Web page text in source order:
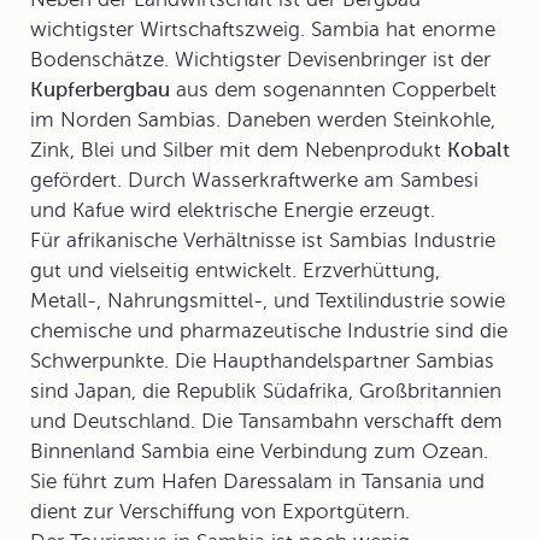
wichtigster Wirtschaftszweig. Sambia hat enorme
Bodenschätze. Wichtigster Devisenbringer ist der
Kupferbergbau aus dem sogenannten Copperbelt
im Norden Sambias. Daneben werden Steinkohle,
Zink, Blei und Silber mit dem Nebenprodukt Kobalt
gefördert. Durch Wasserkraftwerke am Sambesi
und Kafue wird elektrische Energie erzeugt.
Für afrikanische Verhältnisse ist Sambias Industrie
gut und vielseitig entwickelt. Erzverhüttung,
Metall-, Nahrungsmittel-, und Textilindustrie sowie
chemische und pharmazeutische Industrie sind die
Schwerpunkte. Die Haupthandelspartner Sambias
sind Japan, die Republik Südafrika, Großbritannien
und Deutschland. Die Tansambahn verschafft dem
Binnenland Sambia eine Verbindung zum Ozean.
Sie führt zum Hafen Daressalam in Tansania und
dient zur Verschiffung von Exportgütern.